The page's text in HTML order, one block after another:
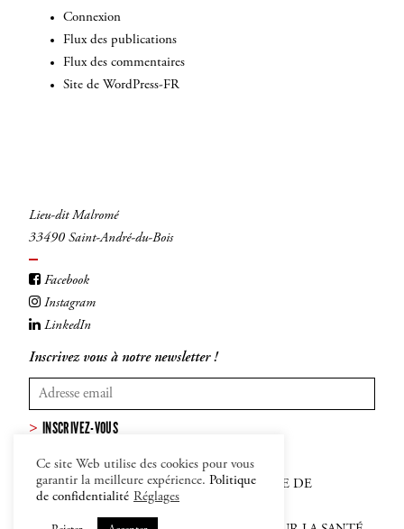
Connexion
Flux des publications
Flux des commentaires
Site de WordPress-FR
Lieu-dit Malromé
33490 Saint-André-du-Bois
Facebook
Instagram
LinkedIn
Inscrivez vous à notre newsletter !
INSCRIVEZ-VOUS
MENTIONS LÉGALES–CGV–POLITIQUE DE
CONFIDENTIALITÉ ET COOKIES
Ce site Web utilise des cookies pour vous
garantir la meilleure expérience. Politique
de confidentialité Réglages